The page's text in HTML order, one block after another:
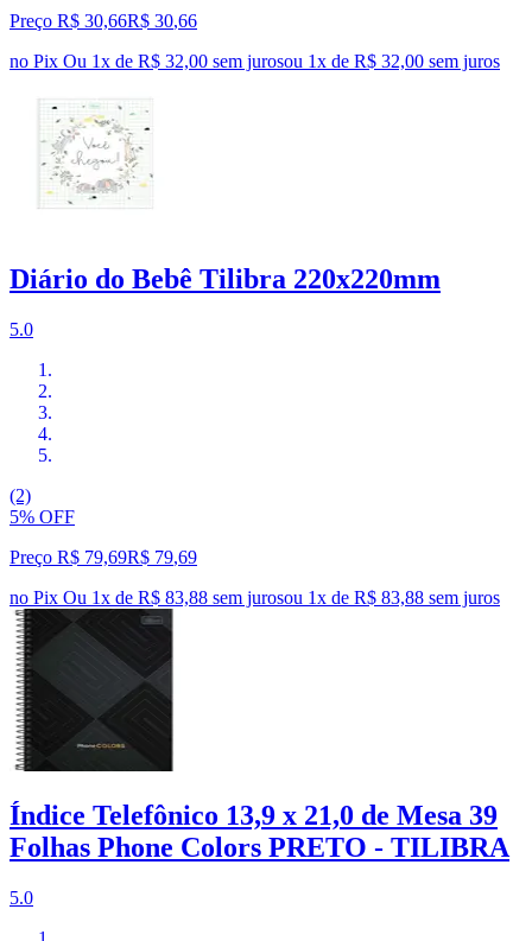
Preço R$ 30,66R$ 30,66
no Pix Ou 1x de R$ 32,00 sem jurosou 1x de R$ 32,00 sem juros
Diário do Bebê Tilibra 220x220mm
5.0
(2)
5% OFF
Preço R$ 79,69R$ 79,69
no Pix Ou 1x de R$ 83,88 sem jurosou 1x de R$ 83,88 sem juros
Índice Telefônico 13,9 x 21,0 de Mesa 39
Folhas Phone Colors PRETO - TILIBRA
5.0